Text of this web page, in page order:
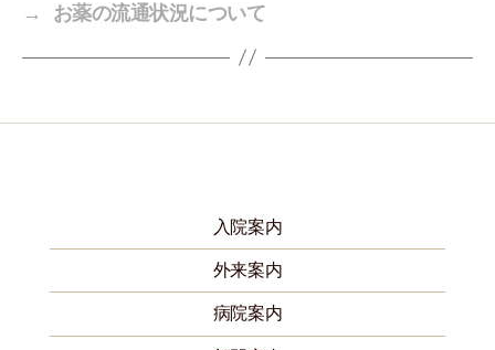
→
お薬の流通状況について
入院案内
外来案内
病院案内